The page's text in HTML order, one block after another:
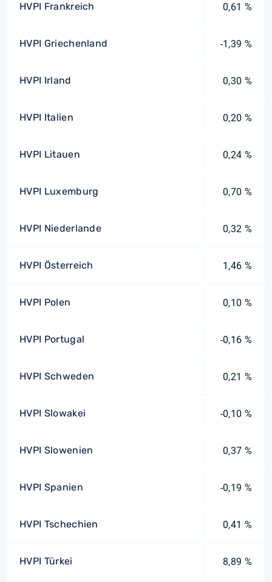
HVPI Frankreich 0,61 %
HVPI Griechenland -1,39 %
HVPI Irland 0,30 %
HVPI Italien 0,20 %
HVPI Litauen 0,24 %
HVPI Luxemburg 0,70 %
HVPI Niederlande 0,32 %
HVPI Österreich 1,46 %
HVPI Polen 0,10 %
HVPI Portugal -0,16 %
HVPI Schweden 0,21 %
HVPI Slowakei -0,10 %
HVPI Slowenien 0,37 %
HVPI Spanien -0,19 %
HVPI Tschechien 0,41 %
HVPI Türkei 8,89 %